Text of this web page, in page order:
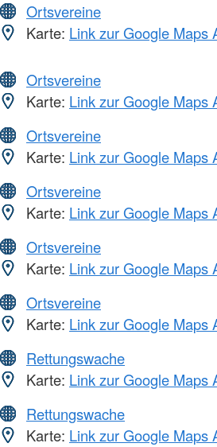
Ortsvereine
Karte: Link zur Google Maps
Ortsvereine
Karte: Link zur Google Maps
Ortsvereine
Karte: Link zur Google Maps
Ortsvereine
Karte: Link zur Google Maps
Ortsvereine
Karte: Link zur Google Maps
Ortsvereine
Karte: Link zur Google Maps
Rettungswache
Karte: Link zur Google Maps
Rettungswache
Karte: Link zur Google Maps